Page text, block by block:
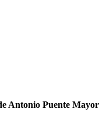
Antonio Puente Mayor